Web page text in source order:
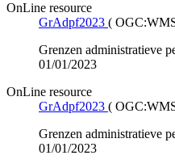
OnLine resource
GrAdpf2023 (
Grenzen administratieve
01/01/2023
OnLine resource
GrAdpf2023 (
Grenzen administratieve
01/01/2023